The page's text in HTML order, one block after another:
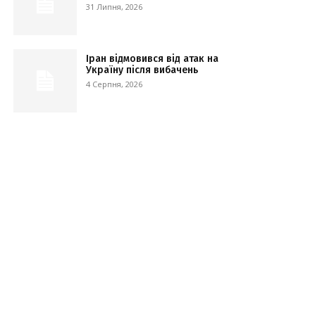
31 Липня, 2026
Іран відмовився від атак на
Україну після вибачень
4 Серпня, 2026